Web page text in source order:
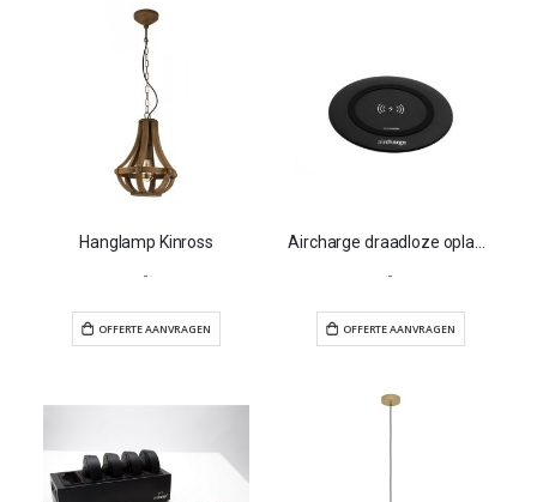
OFFERTE AANVRAGEN OFFERTE
Hanglamp Kinross
-
-